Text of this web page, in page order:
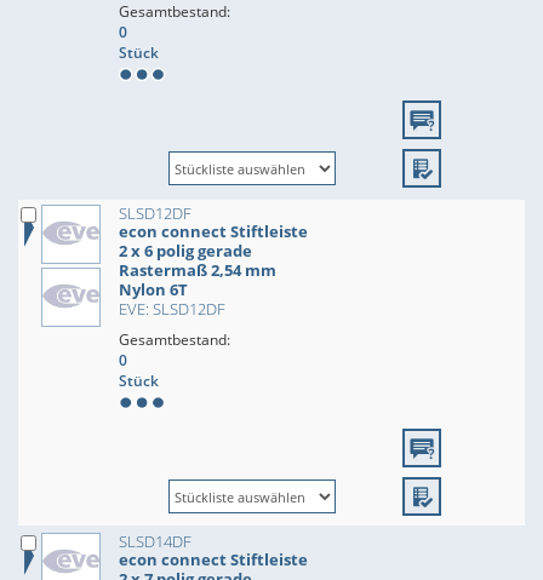
Gesamtbestand:
0
Stück
SLSD12DF
econ connect Stiftleiste
2 x 6 polig gerade
Rastermaß 2,54 mm
Nylon 6T
EVE: SLSD12DF
Gesamtbestand:
0
Stück
SLSD14DF
econ connect Stiftleiste